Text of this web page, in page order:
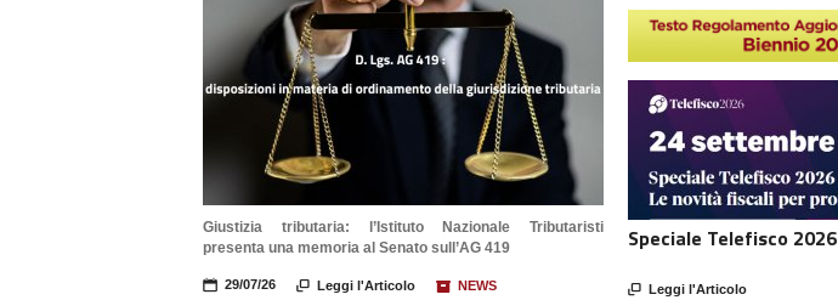
Giustizia tributaria: l’Istituto Nazionale Tributaristi
presenta una memoria al Senato sull’AG 419
📅 29/07/26  Leggi l'Articolo 📦 NEWS
Speciale Telefisco 2026
 Leggi l'Articolo